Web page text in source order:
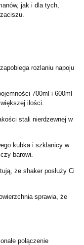
jak i dla tych,
rozlaniu napoju
700ml i 600ml
ilości.
stali nierdzewnej w
kubka i szklanicy w
barowi.
że shaker posłuży Ci
sprawia, że
połączenie